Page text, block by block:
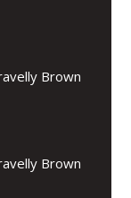
Brown
Brown